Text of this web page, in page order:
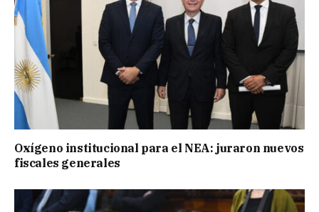
Oxígeno institucional para el NEA: juraron nuevos
fiscales generales